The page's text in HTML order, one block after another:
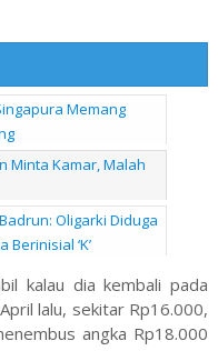
Memang
Minta Kamar, Malah
Oligarki Diduga
‘K’
kalau dia kembali pada
lalu, sekitar Rp16.000,
angka Rp18.000